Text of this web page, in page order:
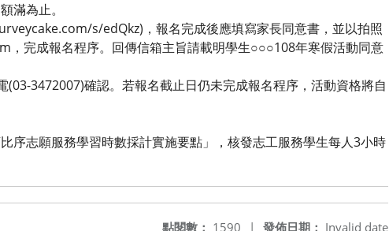
滿為止。
s/edQkz)，報名完成後應填寫家長同意書，並以拍照
完成報名程序。回傳信箱主旨請載明學生○○○108年寒假活動同意
3472007)確認。若報名截止日仍未完成報名程序，活動資格將自
序志願服務學習時數採計實施要點」，核發志工服務學生每人3小時
發佈日期： Invalid date
點閱數： 1590 |